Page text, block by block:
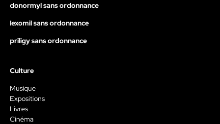
donormyl sans ordonnance
lexomil sans ordonnance
priligy sans ordonnance
Culture
Musique
Expositions
Livres
Cinéma